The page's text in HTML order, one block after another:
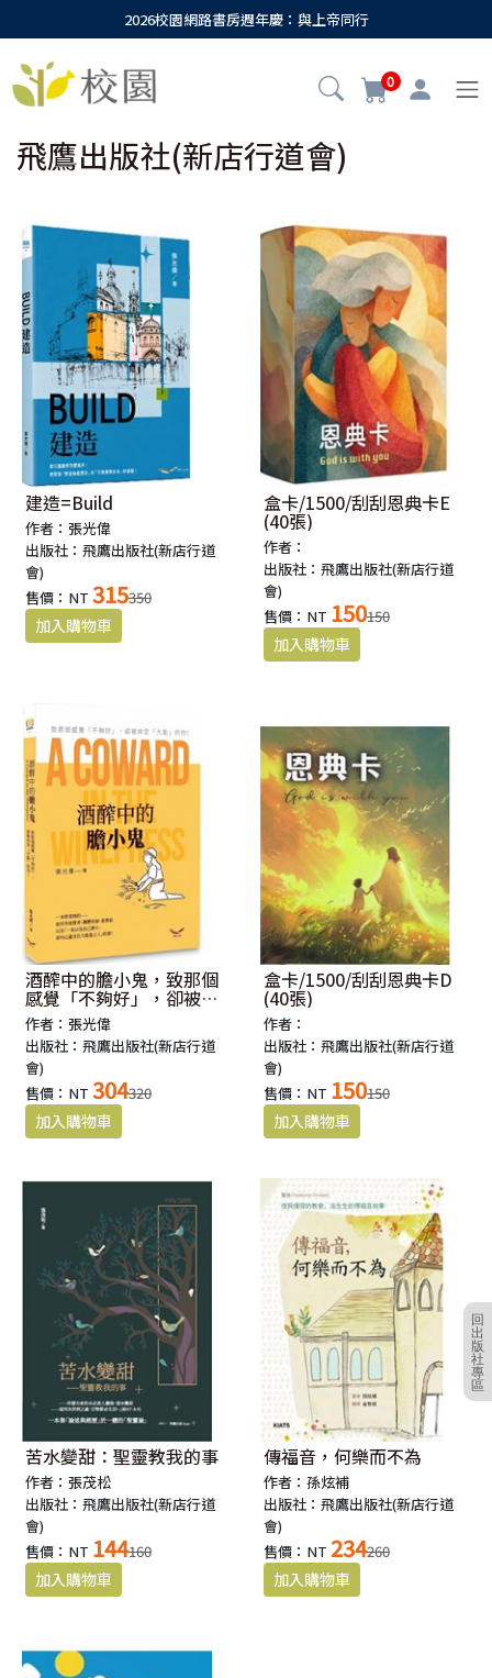
2026校園網路書房週年慶：與上帝同行
0
回
出
版
社
專
區
飛鷹出版社(新店行道會)
建造=Build
作者：張光偉
出版社：飛鷹出版社(新店行道
會)
售價：NT 315350
盒卡/1500/刮刮恩典卡E
(40張)
作者：
出版社：飛鷹出版社(新店行道
會)
售價：NT 150150
酒醡中的膽小鬼，致那個
感覺「不夠好」，卻被命
定大能的你！
作者：張光偉
出版社：飛鷹出版社(新店行道
會)
售價：NT 304320
盒卡/1500/刮刮恩典卡D
(40張)
作者：
出版社：飛鷹出版社(新店行道
會)
售價：NT 150150
苦水變甜：聖靈教我的事
作者：張茂松
出版社：飛鷹出版社(新店行道
會)
售價：NT 144160
傳福音，何樂而不為
作者：孫炫補
出版社：飛鷹出版社(新店行道
會)
售價：NT 234260